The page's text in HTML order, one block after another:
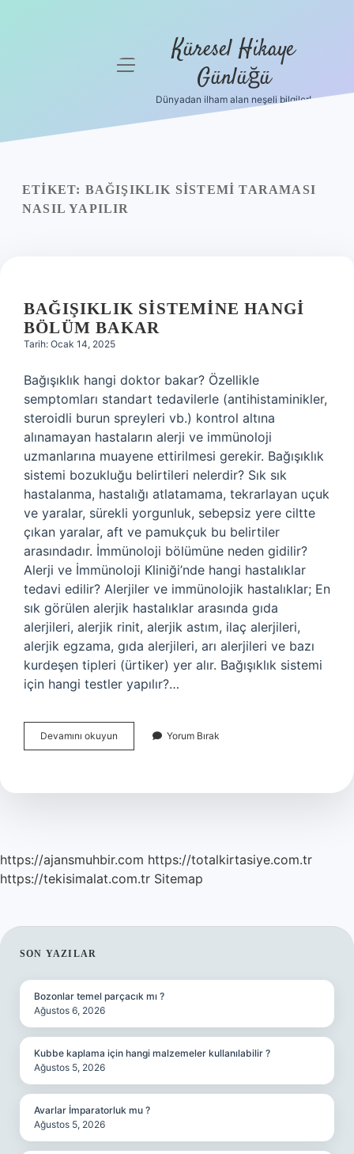
Yasal Uyarı
menüyü
Küresel Hikaye
Günlüğü
Dünyadan ilham alan neşeli bilgiler!
ETIKET: BAĞIŞIKLIK SISTEMI TARAMASI
NASIL YAPILIR
BAĞIŞIKLIK SISTEMINE HANGI
BÖLÜM BAKAR
Tarih: Ocak 14, 2025
Bağışıklık hangi doktor bakar? Özellikle
semptomları standart tedavilerle (antihistaminikler,
steroidli burun spreyleri vb.) kontrol altına
alınamayan hastaların alerji ve immünoloji
uzmanlarına muayene ettirilmesi gerekir. Bağışıklık
sistemi bozukluğu belirtileri nelerdir? Sık sık
hastalanma, hastalığı atlatamama, tekrarlayan uçuk
ve yaralar, sürekli yorgunluk, sebepsiz yere ciltte
çıkan yaralar, aft ve pamukçuk bu belirtiler
arasındadır. İmmünoloji bölümüne neden gidilir?
Alerji ve İmmünoloji Kliniği’nde hangi hastalıklar
tedavi edilir? Alerjiler ve immünolojik hastalıklar; En
sık görülen alerjik hastalıklar arasında gıda
alerjileri, alerjik rinit, alerjik astım, ilaç alerjileri,
alerjik egzama, gıda alerjileri, arı alerjileri ve bazı
kurdeşen tipleri (ürtiker) yer alır. Bağışıklık sistemi
için hangi testler yapılır?…
Devamını okuyun Bağışıklık
Sistemine
Bakar
Yorum Bırak
https://ajansmuhbir.com https://totalkirtasiye.com.tr
https://tekisimalat.com.tr Sitemap
SIDEBAR
SON YAZILAR
Bozonlar temel parçacık mı ?
Ağustos 6, 2026
Kubbe kaplama için hangi malzemeler kullanılabilir ?
Ağustos 5, 2026
Avarlar İmparatorluk mu ?
Ağustos 5, 2026